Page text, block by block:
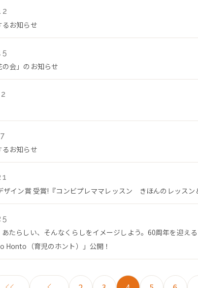
るお知らせ
会」のお知らせ
るお知らせ
ザイン賞 受賞!『コンビプレママレッスン きほんのレッスン
あたらしい、そんなくらしをイメージしよう。60周年を迎え
Honto（育児のホント）」公開！